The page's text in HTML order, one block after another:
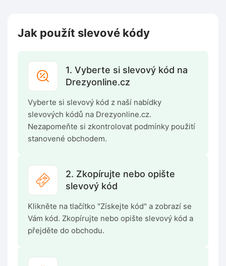
Jak použít slevové kódy
1. Vyberte si slevový kód na
Drezyonline.cz
Vyberte si slevový kód z naší nabídky
slevových kódů na Drezyonline.cz.
Nezapomeňte si zkontrolovat podmínky použití
stanovené obchodem.
2. Zkopírujte nebo opište
slevový kód
Klikněte na tlačítko "Získejte kód" a zobrazí se
Vám kód. Zkopírujte nebo opište slevový kód a
přejděte do obchodu.